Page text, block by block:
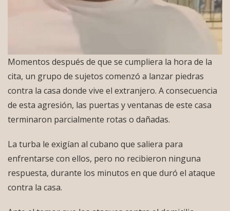
Momentos después de que se cumpliera la hora de la
cita, un grupo de sujetos comenzó a lanzar piedras
contra la casa donde vive el extranjero. A consecuencia
de esta agresión, las puertas y ventanas de este casa
terminaron parcialmente rotas o dañadas.
La turba le exigían al cubano que saliera para
enfrentarse con ellos, pero no recibieron ninguna
respuesta, durante los minutos en que duró el ataque
contra la casa.